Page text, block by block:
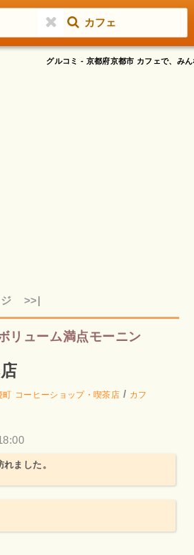
カフェ
グルコミ - 京都府京都市 カフェで、み
>>|
リューム満点モーニン
町 コーヒーショップ・喫茶店 / カフ
ました。